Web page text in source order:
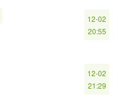
12-02
20:55
12-02
21:29